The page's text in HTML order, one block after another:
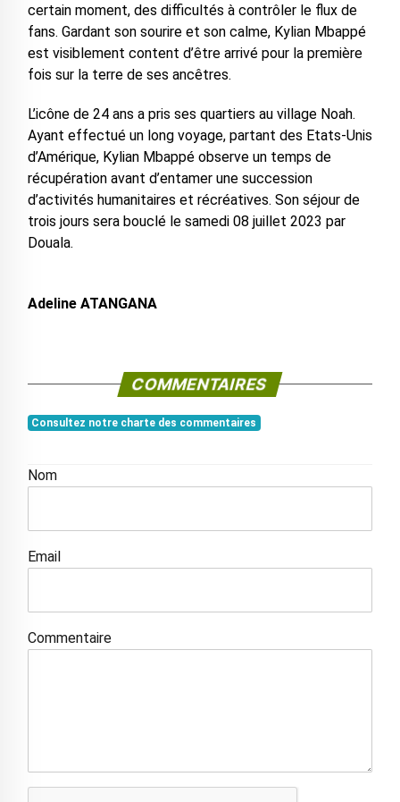
certain moment, des difficultés à contrôler le flux de
fans. Gardant son sourire et son calme, Kylian Mbappé
est visiblement content d’être arrivé pour la première
fois sur la terre de ses ancêtres.
L’icône de 24 ans a pris ses quartiers au village Noah.
Ayant effectué un long voyage, partant des Etats-Unis
d’Amérique, Kylian Mbappé observe un temps de
récupération avant d’entamer une succession
d’activités humanitaires et récréatives. Son séjour de
trois jours sera bouclé le samedi 08 juillet 2023 par
Douala.
Adeline ATANGANA
COMMENTAIRES
Consultez notre charte des commentaires
Nom
Email
Commentaire